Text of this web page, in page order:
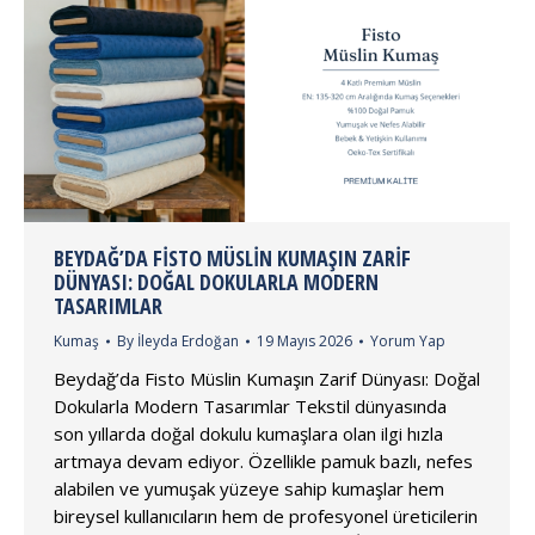
BEYDAĞ’DA FISTO MÜSLIN KUMAŞIN ZARIF
DÜNYASI: DOĞAL DOKULARLA MODERN
TASARIMLAR
Kumaş By İleyda Erdoğan 19 Mayıs 2026 Yorum Yap
Beydağ’da Fisto Müslin Kumaşın Zarif Dünyası: Doğal
Dokularla Modern Tasarımlar Tekstil dünyasında
son yıllarda doğal dokulu kumaşlara olan ilgi hızla
artmaya devam ediyor. Özellikle pamuk bazlı, nefes
alabilen ve yumuşak yüzeye sahip kumaşlar hem
bireysel kullanıcıların hem de profesyonel üreticilerin